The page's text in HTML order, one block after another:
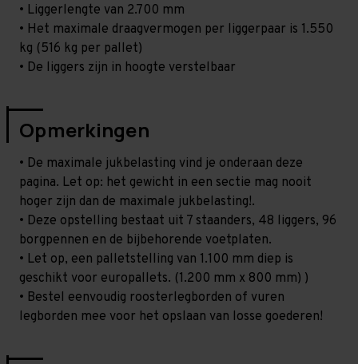
• Liggerlengte van 2.700 mm
• Het maximale draagvermogen per liggerpaar is 1.550
kg (516 kg per pallet)
• De liggers zijn in hoogte verstelbaar
Opmerkingen
• De maximale jukbelasting vind je onderaan deze
pagina. Let op: het gewicht in een sectie mag nooit
hoger zijn dan de maximale jukbelasting!.
• Deze opstelling bestaat uit 7 staanders, 48 liggers, 96
borgpennen en de bijbehorende voetplaten.
• Let op, een palletstelling van 1.100 mm diep is
geschikt voor europallets. (1.200 mm x 800 mm) )
• Bestel eenvoudig roosterlegborden of vuren
legborden mee voor het opslaan van losse goederen!